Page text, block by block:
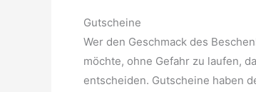
Gutscheine
Wer den Geschmack des
möchte, ohne Gefahr zu laufen,
entscheiden. Gutscheine haben